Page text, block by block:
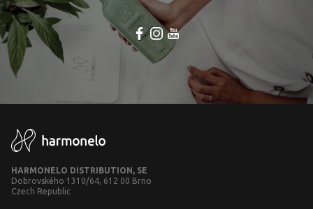
HARMONELO DISTRIBUTION, SE
Dobrovského 1310/64, 612 00 Brno
Czech Republic